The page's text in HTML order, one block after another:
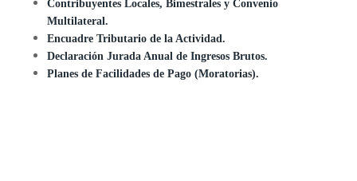
Contribuyentes Locales, Bimestrales y Convenio
Multilateral.
Encuadre Tributario de la Actividad.
Declaración Jurada Anual de Ingresos Brutos.
Planes de Facilidades de Pago (Moratorias).